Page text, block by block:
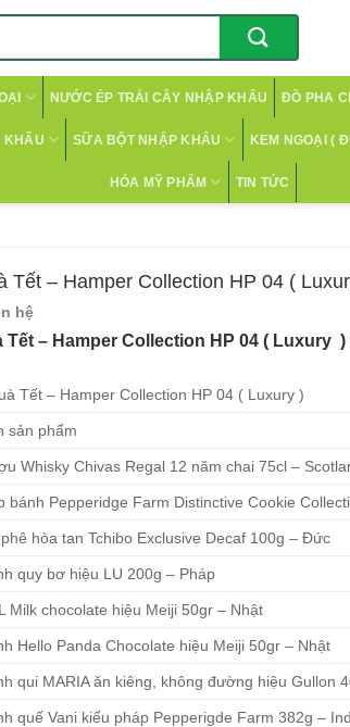
NƯỚC ÉP TRÁI CÂY NHẬP KHẨU ĐỒ PHA
KHẨU SỮA BỘT NHẬP KHẨU KEM NGOẠI (
HÓA MỸ PHẨM TIN TỨC
Tết – Hamper Collection HP 04 (
hệ
Tết – Hamper Collection HP 04 ( Luxury
Tết – Hamper Collection HP 04 ( Luxury )
sản phẩm
Whisky Chivas Regal 12 năm chai 75cl –
bánh Pepperidge Farm Distinctive Cookie
hòa tan Tchibo Exclusive Decaf 100g – Đức
quy bơ hiệu LU 200g – Pháp
Milk chocolate hiệu Meiji 50gr – Nhật
Hello Panda Chocolate hiệu Meiji 50gr – Nhật
qui MARIA ăn kiêng, không đường hiệu Gullon
quế Vani kiểu pháp Pepperigde Farm 382g –